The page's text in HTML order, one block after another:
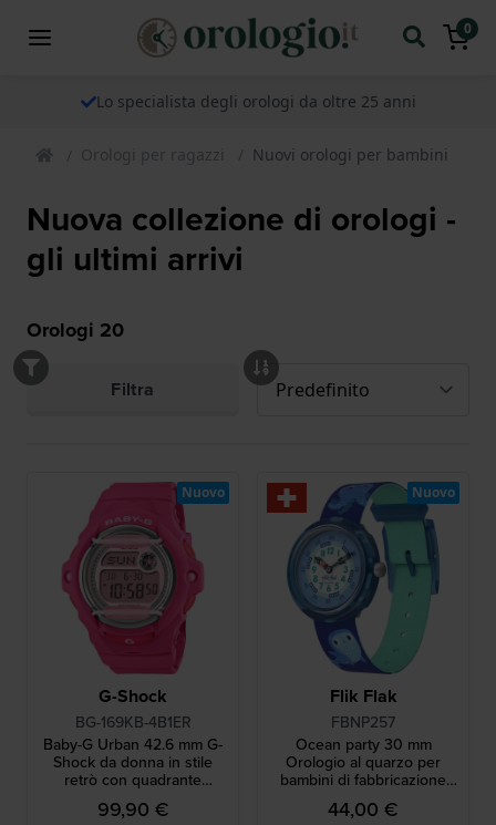
0
Lo specialista degli orologi da oltre 25 anni
Orologi per ragazzi Nuovi orologi per bambini
Nuova collezione di orologi -
gli ultimi arrivi
Orologi 20
Filtra
G-Shock
BG-169KB-4B1ER
Baby-G Urban 42.6 mm G-
Shock da donna in stile
retrò con quadrante
glitterato
99,90 €
Nuovo
Flik Flak
FBNP257
Ocean party 30 mm
Orologio al quarzo per
bambini di fabbricazione
svizzera con tema ittico
44,00 €
Nuovo